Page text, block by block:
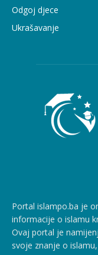
Odgoj djece
Ukrašavanje
Portal islampo.ba je
informacije o islamu
Ovaj portal je
svoje znanje o